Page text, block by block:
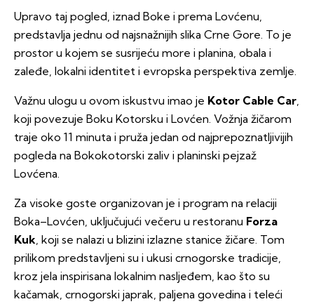
Upravo taj pogled, iznad Boke i prema Lovćenu,
predstavlja jednu od najsnažnijih slika Crne Gore. To je
prostor u kojem se susrijeću more i planina, obala i
zaleđe, lokalni identitet i evropska perspektiva zemlje.
Važnu ulogu u ovom iskustvu imao je Kotor Cable Car
koji povezuje Boku Kotorsku i Lovćen. Vožnja žičarom
traje oko 11 minuta i pruža jedan od najprepoznatljivijih
pogleda na Bokokotorski zaliv i planinski pejzaž
Lovćena.
Za visoke goste organizovan je i program na relaciji
Boka–Lovćen, uključujući večeru u restoranu Forza
Kuk , koji se nalazi u blizini izlazne stanice žičare. Tom
prilikom predstavljeni su i ukusi crnogorske tradicije,
kroz jela inspirisana lokalnim nasljeđem, kao što su
kačamak, crnogorski japrak, paljena govedina i teleći